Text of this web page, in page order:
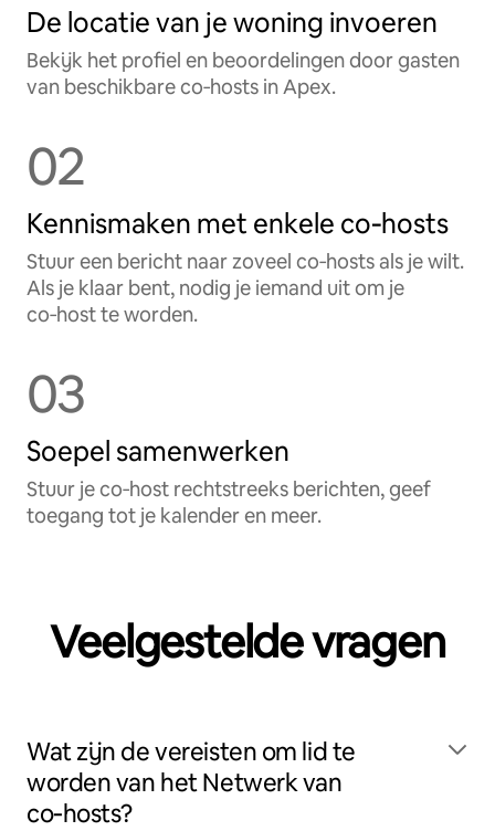
De locatie van je woning invoeren
Bekijk het profiel en beoordelingen door gasten
van beschikbare co‑hosts in Apex.
02
Kennismaken met enkele co‑hosts
Stuur een bericht naar zoveel co‑hosts als je wilt.
Als je klaar bent, nodig je iemand uit om je
co‑host te worden.
03
Soepel samenwerken
Stuur je co‑host rechtstreeks berichten, geef
toegang tot je kalender en meer.
Veelgestelde vragen
Wat zijn de vereisten om lid te
worden van het Netwerk van
co‑hosts?